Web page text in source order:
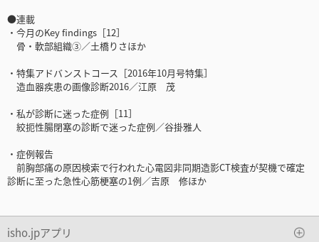
●連載
・今月のKey findings［12］
骨・軟部組織③／土橋りさほか
・特集アドバンストコース［2016年10月号特集］
造血器疾患の画像診断2016／江原 茂
・私が診断に迷った症例［11］
絞扼性腸閉塞の診断で迷った症例／谷掛雅人
・症例報告
前胸部痛の原因検索で行われた心電図非同期造影CT検査が契機で確定
診断に至った急性心筋梗塞の1例／吉原 修ほか
isho.jpアプリ